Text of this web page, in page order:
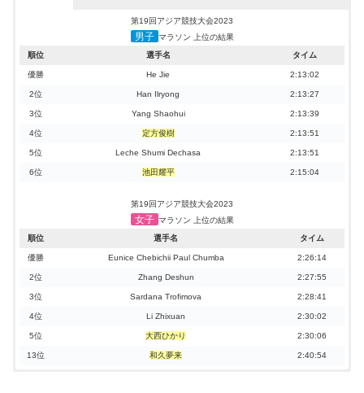
第19回アジア競技大会2023
男子 マラソン 上位の結果
順位
選手名 タイム
優勝 He Jie 2:13:02
2位 Han Ilryong 2:13:27
3位 Yang Shaohui 2:13:39
4位 定方俊樹 2:13:51
5位 Leche Shumi Dechasa 2:13:51
6位 池田耀平 2:15:04
第19回アジア競技大会2023
女子 マラソン 上位の結果
順位
選手名 タイム
優勝 Eunice Chebichii Paul Chumba 2:26:14
2位 Zhang Deshun 2:27:55
3位 Sardana Trofimova 2:28:41
4位 Li Zhixuan 2:30:02
5位 大西ひかり 2:30:06
13位 和久夢来 2:40:54